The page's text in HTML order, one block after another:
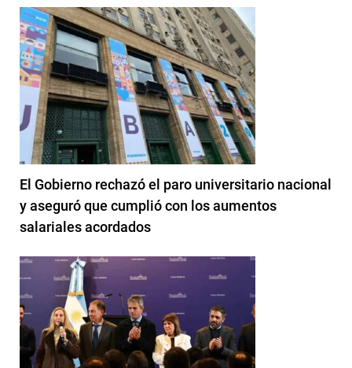
El Gobierno rechazó el paro universitario nacional
y aseguró que cumplió con los aumentos
salariales acordados